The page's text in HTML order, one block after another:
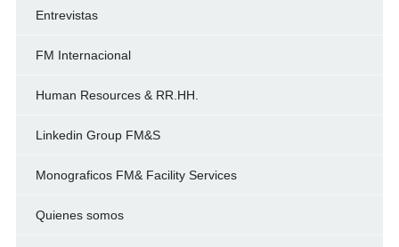
Entrevistas
FM Internacional
Human Resources & RR.HH.
Linkedin Group FM&S
Monograficos FM& Facility Services
Quienes somos